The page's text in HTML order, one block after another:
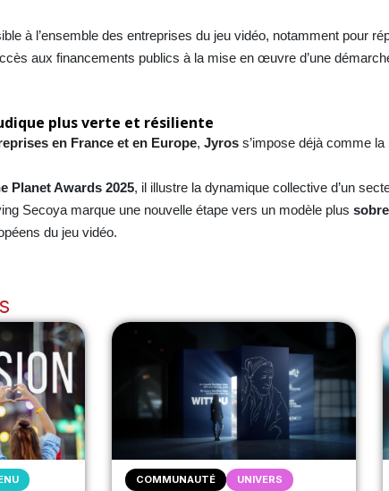
à l’ensemble des entreprises du jeu vidéo, notamment pour
aux financements publics à la mise en œuvre d’une
plus verte et résiliente
en France et en Europe,Jyros s’impose déjà comme
Planet Awards 2025, il illustre la dynamique collective d’un
Secoya marque une nouvelle étape vers un modèle plus
du jeu vidéo.
COMMUNAUTÉ UNIVERS